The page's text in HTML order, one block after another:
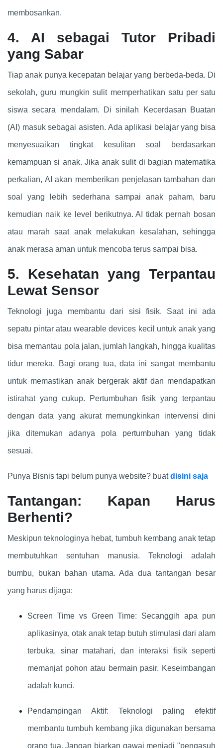
membosankan.
4. AI sebagai Tutor Pribadi
yang Sabar
Tiap anak punya kecepatan belajar yang berbeda-beda. Di
sekolah, guru mungkin sulit memperhatikan satu per satu
siswa secara mendalam. Di sinilah Kecerdasan Buatan
(AI) masuk sebagai asisten. Ada aplikasi belajar yang bisa
menyesuaikan tingkat kesulitan soal berdasarkan
kemampuan si anak. Jika anak sulit di bagian matematika
perkalian, AI akan memberikan penjelasan tambahan dan
soal yang lebih sederhana sampai anak paham, baru
kemudian naik ke level berikutnya. AI tidak pernah bosan
atau marah saat anak melakukan kesalahan, sehingga
anak merasa aman untuk mencoba terus sampai bisa.
5. Kesehatan yang Terpantau
Lewat Sensor
Teknologi juga membantu dari sisi fisik. Saat ini ada
sepatu pintar atau wearable devices kecil untuk anak yang
bisa memantau pola jalan, jumlah langkah, hingga kualitas
tidur mereka. Bagi orang tua, data ini sangat membantu
untuk memastikan anak bergerak aktif dan mendapatkan
istirahat yang cukup. Pertumbuhan fisik yang terpantau
dengan data yang akurat memungkinkan intervensi dini
jika ditemukan adanya pola pertumbuhan yang tidak
sesuai.
Punya Bisnis tapi belum punya website? buatdisini saja
Tantangan: Kapan Harus
Berhenti?
Meskipun teknologinya hebat, tumbuh kembang anak tetap
membutuhkan sentuhan manusia. Teknologi adalah
bumbu, bukan bahan utama. Ada dua tantangan besar
yang harus dijaga:
Screen Time vs Green Time: Secanggih apa pun
aplikasinya, otak anak tetap butuh stimulasi dari alam
terbuka, sinar matahari, dan interaksi fisik seperti
memanjat pohon atau bermain pasir. Keseimbangan
adalah kunci.
Pendampingan Aktif: Teknologi paling efektif
membantu tumbuh kembang jika digunakan bersama
orang tua. Jangan biarkan gawai menjadi "pengasuh